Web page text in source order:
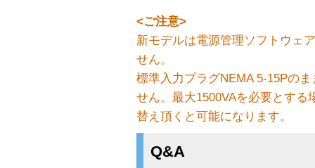
<ご注意>
新モデルは電源管理ソフトウェ
せん。
標準入力プラグNEMA 5-15Pの
せん。最大1500VAを必要とす
替え頂くと可能になります。
Q&A